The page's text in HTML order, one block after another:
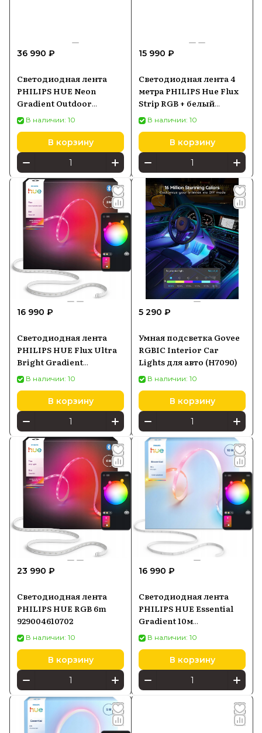
36 990 ₽
Светодиодная лента
PHILIPS HUE Neon
Gradient Outdoor
Lightstrip 8721103088734
В наличии: 10
В корзину
15 990 ₽
Светодиодная лента 4
метра PHILIPS Hue Flux
Strip RGB + белый
929004610502
В наличии: 10
В корзину
16 990 ₽
Светодиодная лента
PHILIPS HUE Flux Ultra
Bright Gradient
Lightstrip 3м
929004276602
В наличии: 10
В корзину
5 290 ₽
Умная подсветка Govee
RGBIC Interior Car
Lights для авто (H7090)
В наличии: 10
В корзину
23 990 ₽
Светодиодная лента
PHILIPS HUE RGB 6m
929004610702
В наличии: 10
В корзину
16 990 ₽
Светодиодная лента
PHILIPS HUE Essential
Gradient 10м
929004295001
В наличии: 10
В корзину